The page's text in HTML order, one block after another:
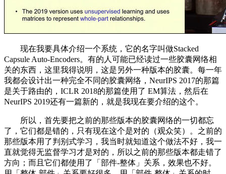
现在我要具体介绍一个系统，它的名字叫做Stacked
Capsule Auto-Encoders。有的人可能已经读过一些胶囊网络相
关的东西，这里我得说明，这是另外一种版本的胶囊。每一年
我都会设计出一种完全不同的胶囊网络，NeurIPS 2017的那篇
是关于路由的，ICLR 2018的那篇使用了 EM算法，然后在
NeurIPS 2019还有一篇新的，就是我现在要介绍的这个。
所以，首先要把之前的那些版本的胶囊网络的一切都忘
了，它们都是错的，只有现在这个是对的（观众笑）。之前的
那些版本用了判别式学习，我当时就知道这个做法不好，我一
直就觉得无监督学习才是对的，所以之前的那些版本都走错了
方向；而且它们都使用了「部件-整体」关系，效果也不好。